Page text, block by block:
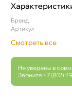
Бренд
Артикул
Смотреть все
Не уверены в
Звоните +7 (812)